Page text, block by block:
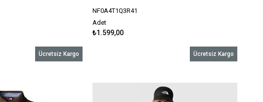
NF0A4T1Q3R41
Adet
₺1.599,00
Ücretsiz Kargo Ücretsiz Kargo